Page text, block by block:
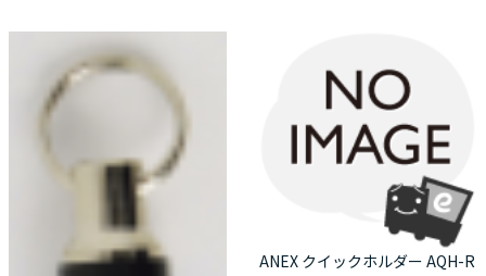
ANEX クイックホルダー AQH-R